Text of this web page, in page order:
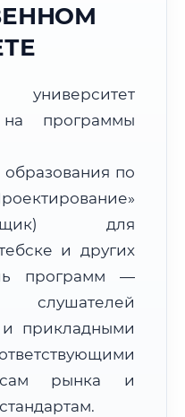
🌇 Закат: 20:49
Республика Беларусь
Дистанционно
университет
программы
по
для
и других
программ —
прикладными
рынка и